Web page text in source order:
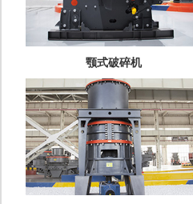
颚式破碎机